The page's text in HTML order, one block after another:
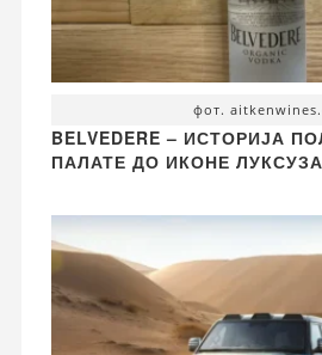
фот.
BELVEDERE – ИСТОРИЈА
ПАЛАТЕ ДО ИКОНЕ ЛУКСУЗА